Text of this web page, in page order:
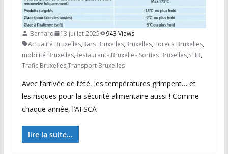
-Bernard 13 juillet 2025
943 Views
Actualité Bruxelles,Bars Bruxelles,Bruxelles,Horeca Bruxelles,
mobilité Bruxelles,Restaurants Bruxelles,Sorties Bruxelles,STIB,
Trafic Bruxelles,Transport Bruxelles
Avec l’arrivée de l’été, les températures grimpent… et
les risques pour la sécurité alimentaire aussi ! Comme
chaque année, l’AFSCA
lire la suite...